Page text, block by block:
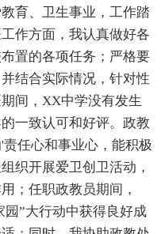
育、卫生事业，工作踏
作方面，我认真做好各
置的各项任务；严格要
结合实际情况，针对性
间，XX中学没有发生
一致认可和好评。政教
任心和事业心，能积极
织开展爱卫创卫活动，
；任职政教员期间，
”大行动中获得良好成